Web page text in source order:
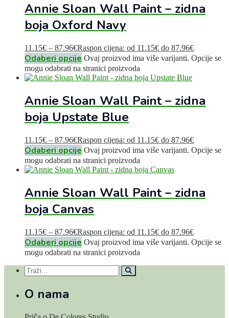
Annie Sloan Wall Paint – zidna
boja Oxford Navy
11.15€ – 87.96€Raspon cijena: od 11.15€ do 87.96€
Odaberi opcije Ovaj proizvod ima više varijanti. Opcije se
mogu odabrati na stranici proizvoda
Annie Sloan Wall Paint – zidna
boja Upstate Blue
11.15€ – 87.96€Raspon cijena: od 11.15€ do 87.96€
Odaberi opcije Ovaj proizvod ima više varijanti. Opcije se
mogu odabrati na stranici proizvoda
Annie Sloan Wall Paint – zidna
boja Canvas
11.15€ – 87.96€Raspon cijena: od 11.15€ do 87.96€
Odaberi opcije Ovaj proizvod ima više varijanti. Opcije se
mogu odabrati na stranici proizvoda
O nama